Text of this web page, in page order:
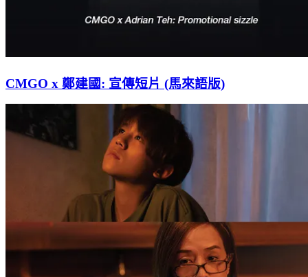
CMGO x 鄭建國: 宣傳短片 (馬來語版)